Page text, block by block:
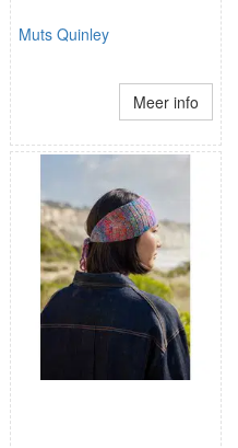
Muts Quinley
Meer info